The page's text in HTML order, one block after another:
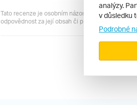
Tato recenze je osobním názorem jejího autora a
odpovědnost za její obsah či pravdivost.
analýzy.
v důsledku
Podrobné